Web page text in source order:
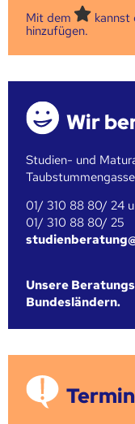
Mit dem
kannst
hinzufügen.
Wir
Studien- und
01/ 310 88 80/ 24
01/ 310 88 80/ 25
Unsere
Bundesländern.